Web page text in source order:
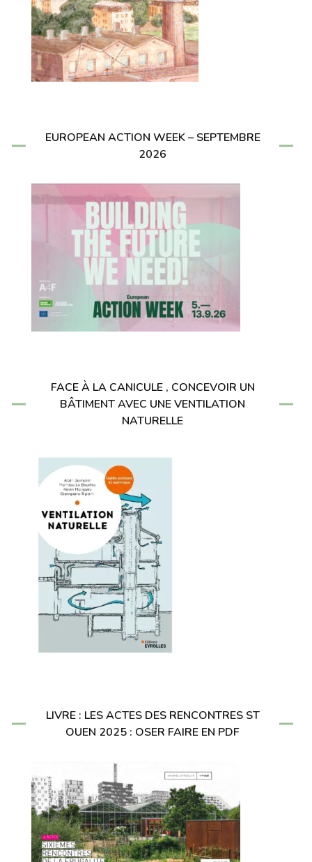
EUROPEAN ACTION WEEK – SEPTEMBRE
2026
FACE À LA CANICULE , CONCEVOIR UN
BÂTIMENT AVEC UNE VENTILATION
NATURELLE
LIVRE : LES ACTES DES RENCONTRES ST
OUEN 2025 : OSER FAIRE EN PDF